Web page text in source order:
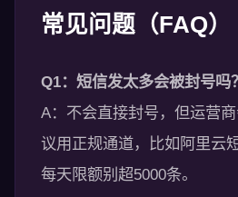
常见问题（FAQ）
Q1：短信发太多会被封号吗？
A：不会直接封号，但运营
议用正规通道，比如阿里云
每天限额别超5000条。